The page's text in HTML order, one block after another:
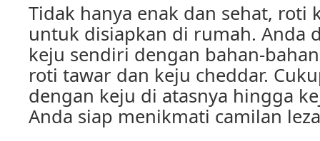
Tidak hanya enak dan sehat, roti
untuk disiapkan di rumah. Anda
keju sendiri dengan bahan-
roti tawar dan keju cheddar.
dengan keju di atasnya hingga
Anda siap menikmati camilan